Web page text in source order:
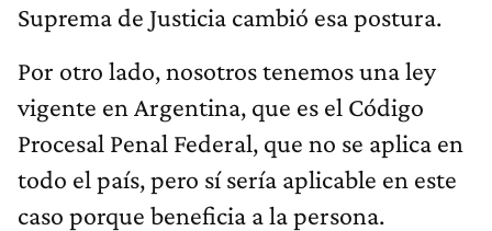
Suprema de Justicia cambió esa postura.
Por otro lado, nosotros tenemos una ley
vigente en Argentina, que es el Código
Procesal Penal Federal, que no se aplica en
todo el país, pero sí sería aplicable en este
caso porque beneficia a la persona.